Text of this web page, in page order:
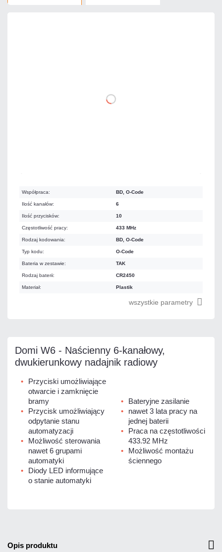
Współpraca: BD, O-Code
Ilość kanałów: 6
Ilość przycisków: 10
Częstotliwość pracy: 433 MHz
Rodzaj kodowania: BD, O-Code
Typ kodu: O-Code
Bateria w zestawie: TAK
Rodzaj baterii: CR2450
Materiał: Plastik
wszystkie parametry
Domi W6 - Naścienny 6-kanałowy,
dwukierunkowy nadajnik radiowy
Przyciski umożliwiające
otwarcie i zamknięcie
bramy
Przycisk umożliwiający
odpytanie stanu
automatyzacji
Możliwość sterowania
nawet 6 grupami
automatyki
Diody LED informujące
o stanie automatyki
Bateryjne zasilanie
nawet 3 lata pracy na
jednej baterii
Praca na częstotliwości
433.92 MHz
Możliwość montażu
ściennego
opis produktu